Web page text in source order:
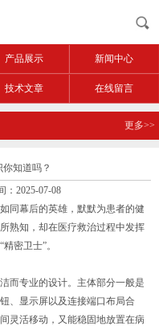
产品展示 新闻中心
技术文章 在线留言
更多>>
知道吗？
：2025-07-08
幕后的英雄，默默为患者的健
熟知，却在医疗救治过程中发挥
密卫士”。
而专业的设计。主体部分一般是
、显示屏以及连接端口布局合
灵活移动，又能稳固地放置在病